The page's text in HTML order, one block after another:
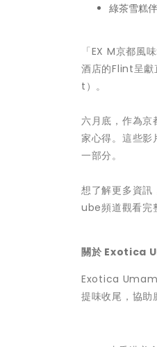
綠茶雪糕
「EX M京都風
酒店的Flint呈獻
t）。
六月底，作為京
家心得。這些
一部分。
想了解更多資
ube頻道觀看完
關於 Exotica
Exotica Umami
提味收尾，協助